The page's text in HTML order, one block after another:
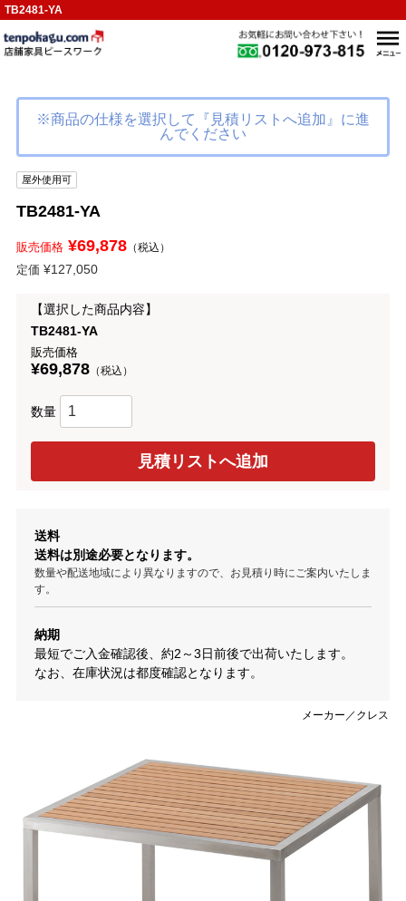
TB2481-YA
メーカー／クレス
※商品の仕様を選択して『見積リストへ追加』に進
んでください
屋外使用可
TB2481-YA
販売価格¥69,878（税込）
定価 ¥127,050
【選択した商品内容】
TB2481-YA
販売価格
¥69,878（税込）
数量
送料
送料は別途必要となります。
数量や配送地域により異なりますので、お見積り時にご案内いたしま
す。
納期
最短でご入金確認後、約2～3日前後で出荷いたします。
なお、在庫状況は都度確認となります。